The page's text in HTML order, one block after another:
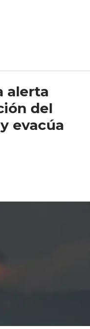
alerta
del
evacúa